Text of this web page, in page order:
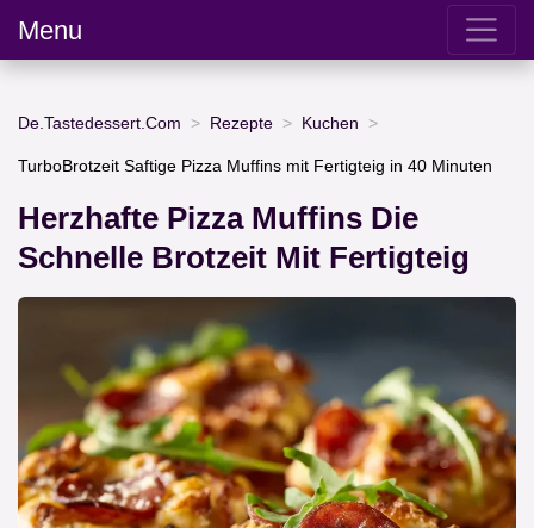
Menu
De.Tastedessert.Com Rezepte Kuchen
TurboBrotzeit Saftige Pizza Muffins mit Fertigteig in 40 Minuten
Herzhafte Pizza Muffins Die
Schnelle Brotzeit Mit Fertigteig